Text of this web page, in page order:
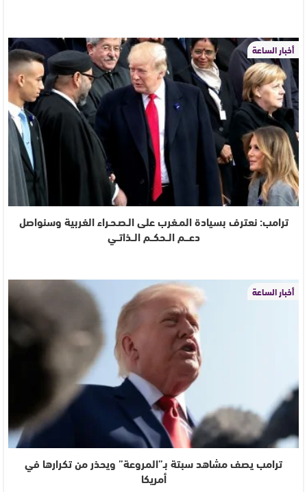
أخبار الساعة
ترامب: نعترف بسيادة المـغرب على الـصـحـراء الغربية وسنواصل
دعـــم الــحكــم الــذاتــي
أخبار الساعة
ترامب يصف مشاهد سبتة بـ”المروعة” ويحذر من تكرارها في
أمريكا